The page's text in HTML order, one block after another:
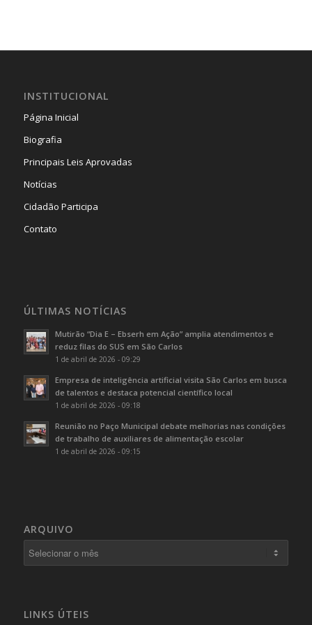
INSTITUCIONAL
Página Inicial
Biografia
Principais Leis Aprovadas
Notícias
Cidadão Participa
Contato
ÚLTIMAS NOTÍCIAS
Mutirão “Dia E – Ebserh em Ação” amplia atendimentos e
reduz filas do SUS em São Carlos
1 de abril de 2026 - 09:29
Empresa de inteligência artificial visita São Carlos em busca
de talentos e destaca potencial científico local
1 de abril de 2026 - 09:18
Reunião no Paço Municipal debate melhorias nas condições
de trabalho de auxiliares de alimentação escolar
1 de abril de 2026 - 09:15
ARQUIVO
LINKS ÚTEIS